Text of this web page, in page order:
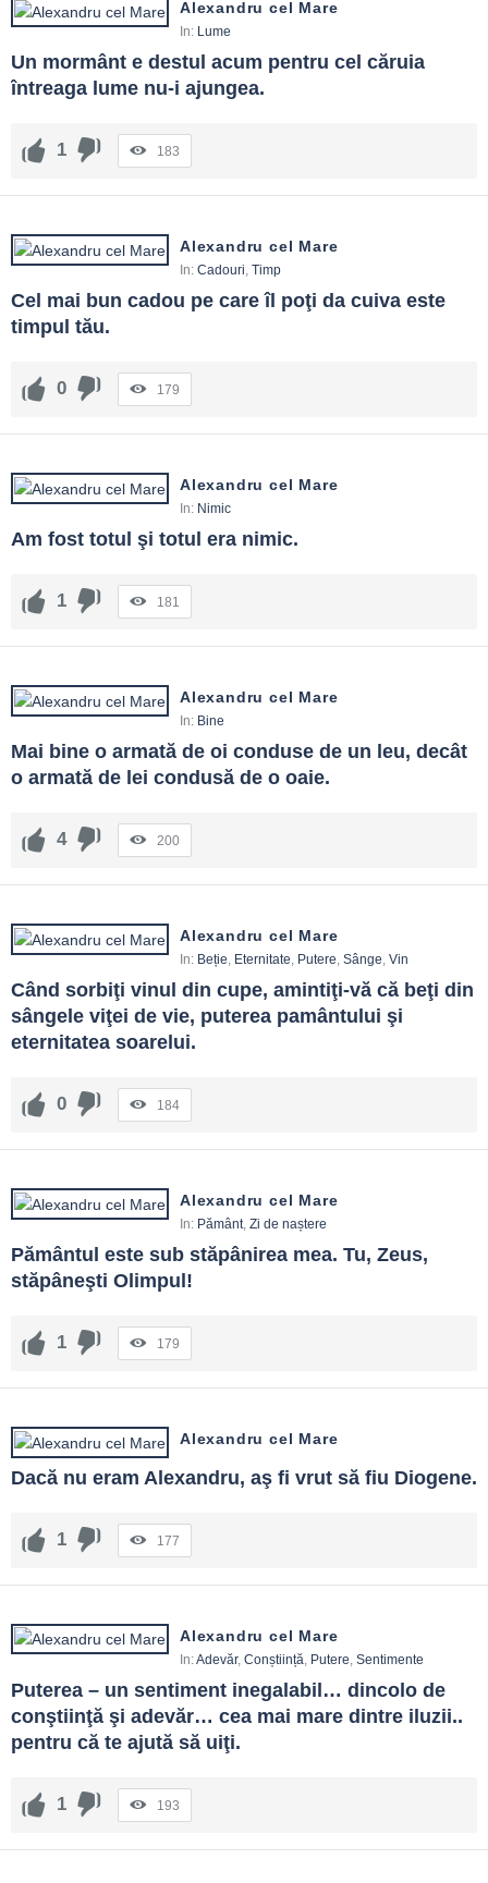
Alexandru cel Mare
In: Lume
Un mormânt e destul acum pentru cel căruia
întreaga lume nu-i ajungea.
1 183
Alexandru cel Mare
In: Cadouri, Timp
Cel mai bun cadou pe care îl poţi da cuiva este
timpul tău.
0 179
Alexandru cel Mare
In: Nimic
Am fost totul şi totul era nimic.
1 181
Alexandru cel Mare
In: Bine
Mai bine o armată de oi conduse de un leu, decât
o armată de lei condusă de o oaie.
4 200
Alexandru cel Mare
In: Beție, Eternitate, Putere, Sânge, Vin
Când sorbiţi vinul din cupe, amintiţi-vă că beţi din
sângele viţei de vie, puterea pamântului şi
eternitatea soarelui.
0 184
Alexandru cel Mare
In: Pământ, Zi de naștere
Pământul este sub stăpânirea mea. Tu, Zeus,
stăpâneşti Olimpul!
1 179
Alexandru cel Mare
Dacă nu eram Alexandru, aş fi vrut să fiu Diogene.
1 177
Alexandru cel Mare
In:Adevăr, Conștiință Putere Sentimente
Puterea – un sentiment inegalabil… dincolo de
conştiinţă şi adevăr… cea mai mare dintre iluzii..
pentru că te ajută să uiţi.
1 193